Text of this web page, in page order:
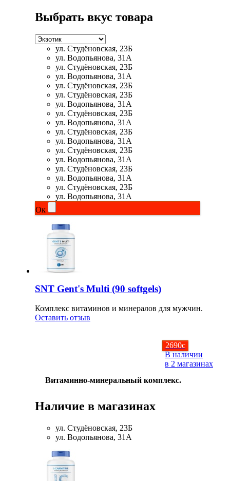
Подарочные сертификаты
Фитнес резинки
Полезные продукты
НАЗАД
Снеки и шоколад
Соусы и Топпинги
Распродажа NOW
Выбрать вкус товара
ул. Студёновская, 23Б
ул. Водопьянова, 31А
ул. Студёновская, 23Б
ул. Водопьянова, 31А
ул. Студёновская, 23Б
ул. Студёновская, 23Б
ул. Водопьянова, 31А
ул. Студёновская, 23Б
ул. Водопьянова, 31А
ул. Студёновская, 23Б
ул. Водопьянова, 31А
ул. Студёновская, 23Б
ул. Водопьянова, 31А
ул. Студёновская, 23Б
ул. Водопьянова, 31А
ул. Студёновская, 23Б
ул. Водопьянова, 31А
Ок
2690c
В наличии
в 2 магазинах
SNT Gent's Multi (90 softgels)
Комплекс витаминов и минералов для мужчин.
Оставить отзыв
Витаминно-минеральный комплекс.
Наличие в магазинах
ул. Студёновская, 23Б
ул. Водопьянова, 31А